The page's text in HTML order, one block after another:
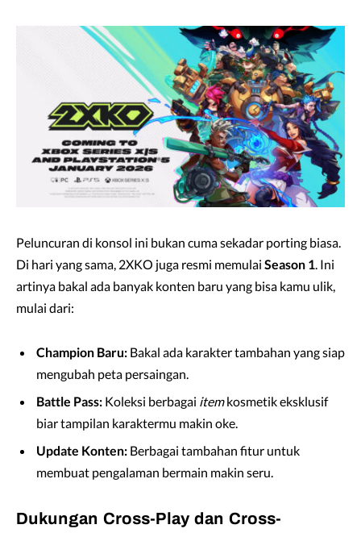
Peluncuran di konsol ini bukan cuma sekadar porting biasa.
Di hari yang sama, 2XKO juga resmi memulai Season 1 . Ini
artinya bakal ada banyak konten baru yang bisa kamu ulik,
mulai dari:
Champion Baru: Bakal ada karakter tambahan yang siap
mengubah peta persaingan.
Battle Pass: Koleksi berbagai itemkosmetik eksklusif
biar tampilan karaktermu makin oke.
Update Konten: Berbagai tambahan fitur untuk
membuat pengalaman bermain makin seru.
Dukungan Cross-Play dan Cross-